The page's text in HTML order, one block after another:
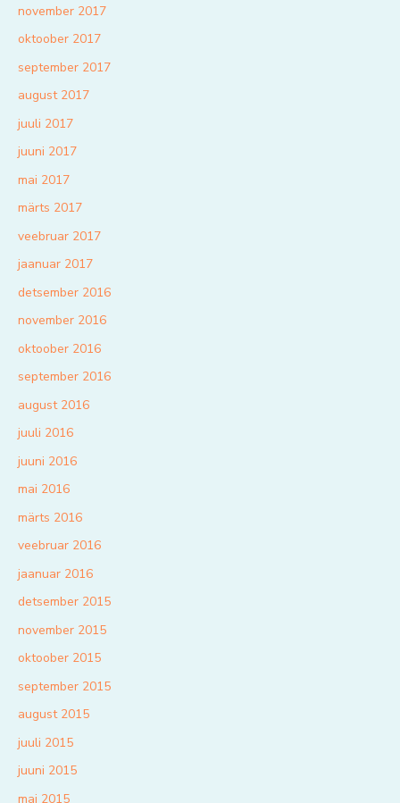
november 2017
oktoober 2017
september 2017
august 2017
juuli 2017
juuni 2017
mai 2017
märts 2017
veebruar 2017
jaanuar 2017
detsember 2016
november 2016
oktoober 2016
september 2016
august 2016
juuli 2016
juuni 2016
mai 2016
märts 2016
veebruar 2016
jaanuar 2016
detsember 2015
november 2015
oktoober 2015
september 2015
august 2015
juuli 2015
juuni 2015
mai 2015